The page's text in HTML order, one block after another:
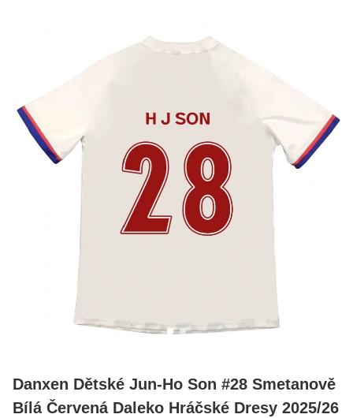
Danxen Dětské Jun-Ho Son #28 Smetanově
Bílá Červená Daleko Hráčské Dresy 2025/26